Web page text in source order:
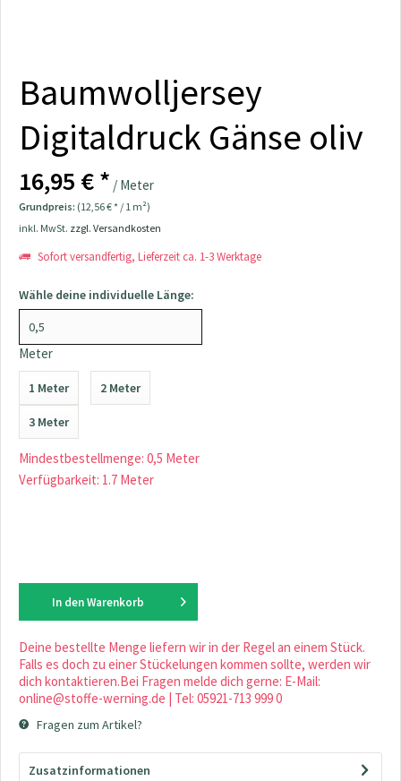
Baumwolljersey
Digitaldruck Gänse oliv
16,95 € * / Meter
Grundpreis: (12,56 € * / 1 m²)
inkl. MwSt. zzgl. Versandkosten
Sofort versandfertig, Lieferzeit ca. 1-3 Werktage
Wähle deine individuelle Länge:
Meter
1 Meter 2 Meter
3 Meter
Mindestbestellmenge: 0,5 Meter
Verfügbarkeit: 1.7 Meter
In den Warenkorb
Deine bestellte Menge liefern wir in der Regel an einem Stück.
Falls es doch zu einer Stückelungen kommen sollte, werden wir
dich kontaktieren.Bei Fragen melde dich gerne: E-Mail:
online@stoffe-werning.de | Tel: 05921-713 999 0
Fragen zum Artikel?
Zusatzinformationen